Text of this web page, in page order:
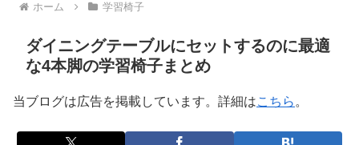
ホーム 学習椅子
ダイニングテーブルにセットするのに最適
な4本脚の学習椅子まとめ
当ブログは広告を掲載しています。詳細はこちら 。